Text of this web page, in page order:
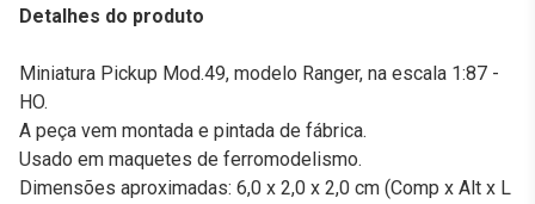
Detalhes do produto
Miniatura Pickup Mod.49, modelo Ranger, na escala 1:87 -
HO.
A peça vem montada e pintada de fábrica.
Usado em maquetes de ferromodelismo.
Dimensões aproximadas: 6,0 x 2,0 x 2,0 cm (Comp x Alt x L